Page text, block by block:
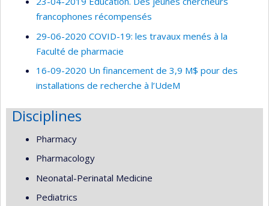
francophones récompensés
29-06-2020 COVID-19: les travaux menés à la
Faculté de pharmacie
16-09-2020 Un financement de 3,9 M$ pour des
installations de recherche à l’UdeM
Disciplines
Pharmacy
Pharmacology
Neonatal-Perinatal Medicine
Pediatrics